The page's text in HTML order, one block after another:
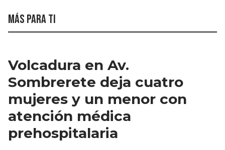
Más para ti
Volcadura en Av.
Sombrerete deja cuatro
mujeres y un menor con
atención médica
prehospitalaria